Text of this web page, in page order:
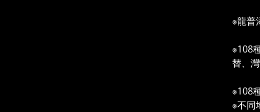
※龍普
※108
替、
※108
※不同